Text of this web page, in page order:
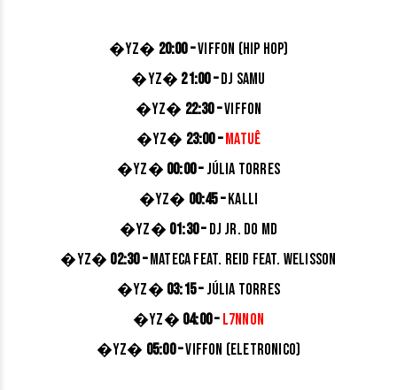
�YZ� 20:00 –Viffon (hip hop)
�YZ� 21:00 –DJ Samu
�YZ� 22:30 –Viffon
�YZ� 23:00 – Matuê
�YZ� 00:00 –Júlia Torres
�YZ� 00:45 – Kalli
�YZ� 01:30 –Dj Jr. do Md
�YZ� 02:30 – Mateca feat. Reid feat. Welisson
�YZ� 03:15 –Júlia torres
�YZ� 04:00 – L7nnon
�YZ� 05:00 –Viffon (eletronico)